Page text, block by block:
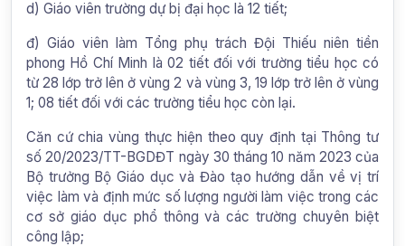
d) Giáo viên trường dự bị đại học là 12 tiết;
đ) Giáo viên làm Tổng phụ trách Đội Thiếu niên tiền
phong Hồ Chí Minh là 02 tiết đối với trường tiểu học có
từ 28 lớp trở lên ở vùng 2 và vùng 3, 19 lớp trở lên ở vùng
1; 08 tiết đối với các trường tiểu học còn lại.
Căn cứ chia vùng thực hiện theo quy định tại Thông tư
số 20/2023/TT-BGDĐT ngày 30 tháng 10 năm 2023 của
Bộ trưởng Bộ Giáo dục và Đào tạo hướng dẫn về vị trí
việc làm và định mức số lượng người làm việc trong các
cơ sở giáo dục phổ thông và các trường chuyên biệt
công lập;